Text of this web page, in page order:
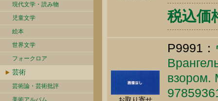
現代文学・読み物
児童文学
絵本
世界文学
フォークロア
芸術
芸術論・芸術批評
美術アルバム
税込価
P9991：
взором.